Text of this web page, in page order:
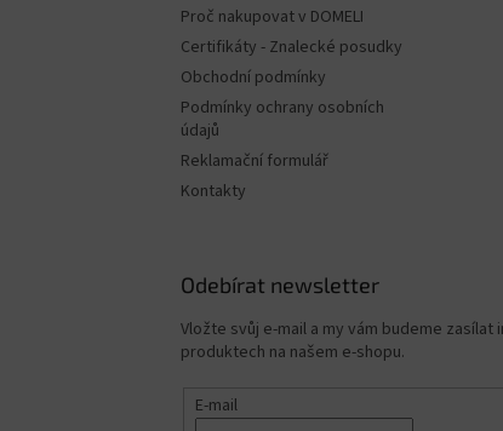
Proč nakupovat v DOMELI
Certifikáty - Znalecké posudky
Obchodní podmínky
Podmínky ochrany osobních
údajů
Reklamační formulář
Kontakty
Odebírat newsletter
Vložte svůj e-mail a my vám budeme zasílat
produktech na našem e-shopu.
E-mail